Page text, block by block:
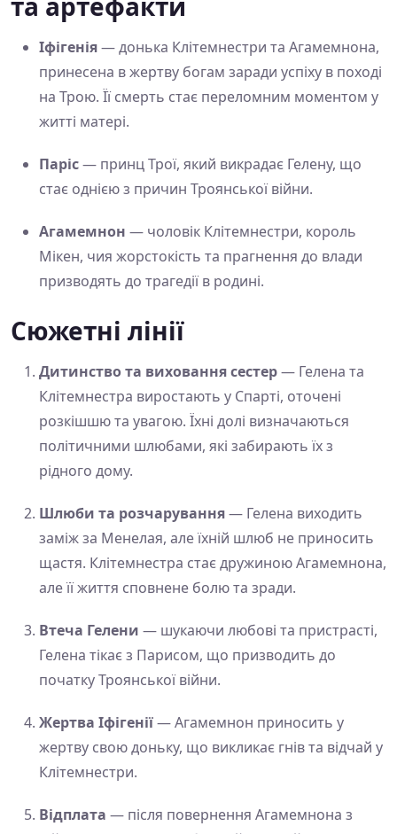
Іфігенія— донька Клітемнестри та Агамемнона,
принесена в жертву богам заради успіху в поході
на Трою. Її смерть стає переломним моментом у
житті матері.
Паріс— принц Трої, який викрадає Гелену, що
стає однією з причин Троянської війни.
Агамемнон — чоловік Клітемнестри, король
Мікен, чия жорстокість та прагнення до влади
призводять до трагедії в родині.
Сюжетні лінії
Дитинство та виховання сестер— Гелена та
Клітемнестра виростають у Спарті, оточені
розкішшю та увагою. Їхні долі визначаються
політичними шлюбами, які забирають їх з
рідного дому.
Шлюби та розчарування— Гелена виходить
заміж за Менелая, але їхній шлюб не приносить
щастя. Клітемнестра стає дружиною Агамемнона,
але її життя сповнене болю та зради.
Втеча Гелени — шукаючи любові та пристрасті,
Гелена тікає з Парисом, що призводить до
початку Троянської війни.
Жертва Іфігенії— Агамемнон приносить у
жертву свою доньку, що викликає гнів та відчай у
Клітемнестри.
Відплата — після повернення Агамемнона з